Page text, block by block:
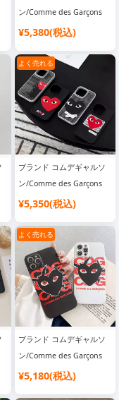
ン/Comme des Garçons
スマホケース
¥5,380(税込)
よく売れる
ブランド コムデギャルソ
ン/Comme des Garçons
スマホケース
¥5,350(税込)
よく売れる
ブランド コムデギャルソ
ン/Comme des Garçons
スマホケース
¥5,180(税込)